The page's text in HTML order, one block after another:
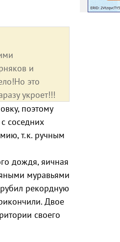
и
это
укроет!!!
поэтому
соседних
т.к. ручным
дождя, яичная
муравьями
рекордную
Двое
своего